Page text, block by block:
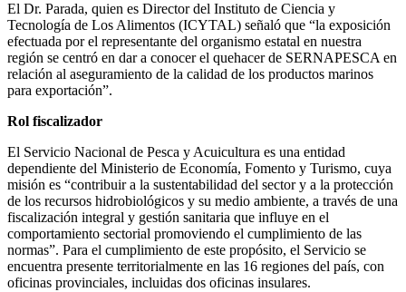
El Dr. Parada, quien es Director del Instituto de Ciencia y
Tecnología de Los Alimentos (ICYTAL) señaló que “la exposición
efectuada por el representante del organismo estatal en nuestra
región se centró en dar a conocer el quehacer de SERNAPESCA en
relación al aseguramiento de la calidad de los productos marinos
para exportación”.
Rol fiscalizador
El Servicio Nacional de Pesca y Acuicultura es una entidad
dependiente del Ministerio de Economía, Fomento y Turismo, cuya
misión es “contribuir a la sustentabilidad del sector y a la protección
de los recursos hidrobiológicos y su medio ambiente, a través de una
fiscalización integral y gestión sanitaria que influye en el
comportamiento sectorial promoviendo el cumplimiento de las
normas”. Para el cumplimiento de este propósito, el Servicio se
encuentra presente territorialmente en las 16 regiones del país, con
oficinas provinciales, incluidas dos oficinas insulares.